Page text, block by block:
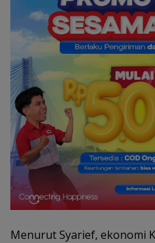
Menurut Syarief, ekonomi